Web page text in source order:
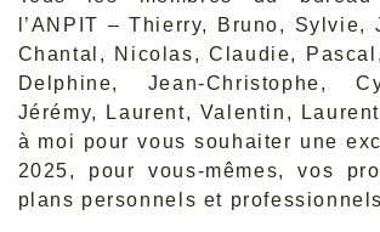
l’ANPIT – Thierry, Bruno, Sylvie,
Chantal, Nicolas, Claudie,
Delphine, Jean-Christophe,
Jérémy, Laurent, Valentin,
à moi pour vous souhaiter une
2025, pour vous-mêmes, vos
plans personnels et